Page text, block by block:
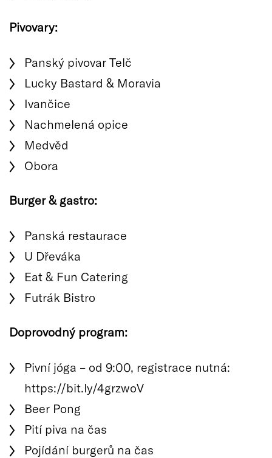
Pivovary:
Panský pivovar Telč
Lucky Bastard & Moravia
Ivančice
Nachmelená opice
Medvěd
Obora
Burger & gastro:
Panská restaurace
U Dřeváka
Eat & Fun Catering
Futrák Bistro
Doprovodný program:
Pivní jóga – od 9:00, registrace nutná:
https://bit.ly/4grzwoV
Beer Pong
Pití piva na čas
Pojídání burgerů na čas